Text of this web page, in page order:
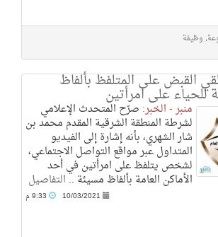
, وظيفة
القبض على المتلفظ بألفاظ
على امرأتين
منبر - الخبر: صرّح المتحدث الإعلامي
لشرطة المنطقة الشرقية المقدم محمد بن
شار الشهري، بأنه إشارة إلى الفيديو
المتداول عبر مواقع التواصل الاجتماعي،
لشخص يتلفظ على امرأتين في أحد
الأماكن العامة بألفاظ مسيئة ..التفاصيل
10/03/2021